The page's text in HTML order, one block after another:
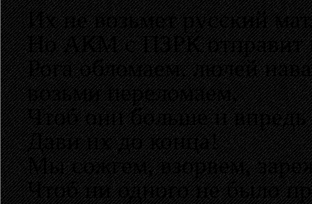
Их не возьмет русский
Но АКМ с ПЗРК отправит
Рога обломаем, люлей
возьми переломаем,
Чтоб они больше и впредь
Дави их до конца!
Мы сожгем, взорвем,
Чтоб ни одного не было